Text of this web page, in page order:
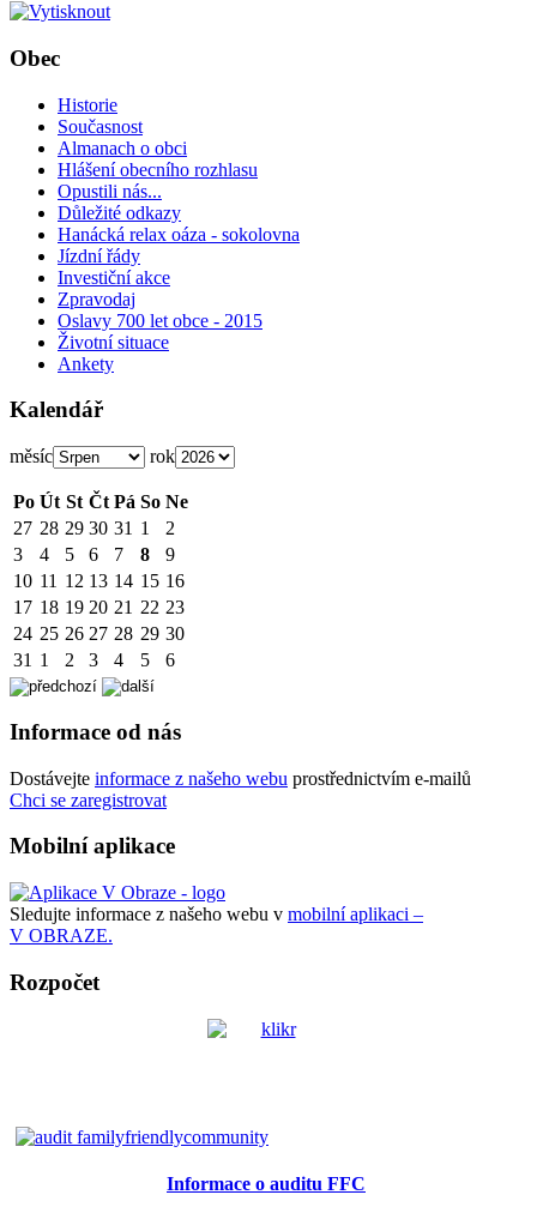
Obec
Historie
Současnost
Almanach o obci
Hlášení obecního rozhlasu
Opustili nás...
Důležité odkazy
Hanácká relax oáza - sokolovna
Jízdní řády
Investiční akce
Zpravodaj
Oslavy 700 let obce - 2015
Životní situace
Ankety
Kalendář
měsíc rok
Po Út St Čt Pá So Ne
27 28 29 30 31 1
2
3
4 5 6 7 8
9
10 11 12 13 14 15 16
17 18 19 20 21 22 23
24 25 26 27 28 29 30
31 1 2 3 4 5 6
Informace od nás
Dostávejte informace z našeho webu prostřednictvím e-mailů
Chci se zaregistrovat
Mobilní aplikace
Sledujte informace z našeho webu v mobilní aplikaci –
V OBRAZE.
Rozpočet
Informace o auditu FFC